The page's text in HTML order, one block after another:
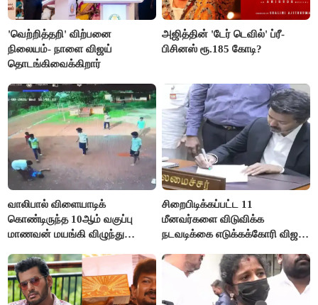
'வெற்றித்தறி' விற்பனை
நிலையம்- நாளை விஜய்
தொடங்கிவைக்கிறார்
அஜித்தின் 'டேர் டெவில்' ப்ரீ-
பிசினஸ் ரூ.185 கோடி?
வாலிபால் விளையாடிக்
கொண்டிருந்த 10ஆம் வகுப்பு
மாணவன் மயங்கி விழுந்து
சிறைபிடிக்கப்பட்ட 11
மீனவர்களை விடுவிக்க
நடவடிக்கை எடுக்கக்கோரி விஜய்